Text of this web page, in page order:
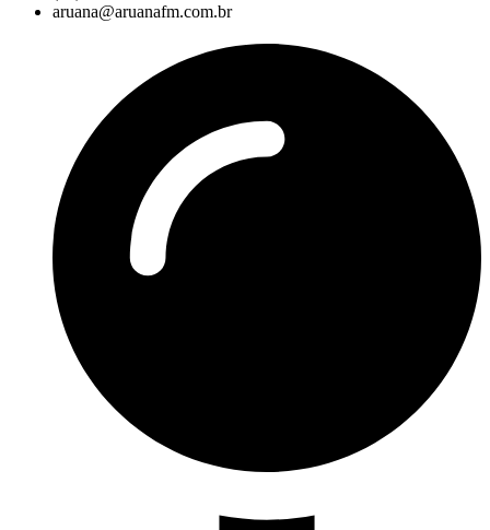
aruana@aruanafm.com.br